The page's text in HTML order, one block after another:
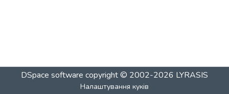
DSpace software copyright © 2002-2026 LYRASIS
Налаштування куків